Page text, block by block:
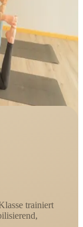
trainiert